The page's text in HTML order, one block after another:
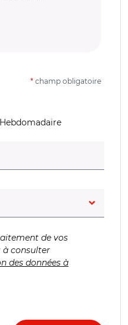
* champ obligatoire
Hebdomadaire
obligatoire)
de vos
à consulter
des données à